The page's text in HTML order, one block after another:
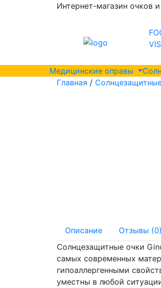
Интернет-магазин очков
Медицинские оправы
Главная /
Описание
Отзывы (0)
Солнцезащитные очки
самых современных
гипоаллергенными
уместны в любой